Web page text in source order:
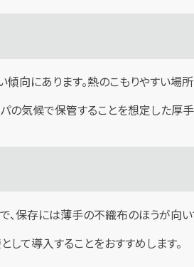
向にあります。熱のこもりやすい場
の気候で保管することを想定した厚
、保存には薄手の不織布のほうが向い
て導入することをおすすめします。